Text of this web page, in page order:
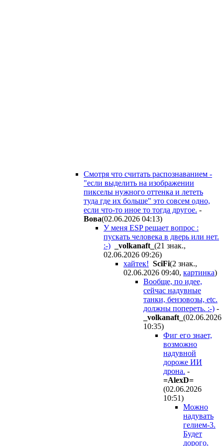
Смотря что считать распознаванием -
"если выделить на изображении
пикселы нужного оттенка и лететь
туда где их больше" это совсем одно,
если что-то иное то тогда другое. -
Boвa(02.06.2026 04:13)
У меня ESP решает вопрос :
пускать человека в дверь или нет.
:-)
_volkanaft_ (21 знак.,
02.06.2026 09:26)
хайтек! SciFi(2 знак.,
02.06.2026 09:40, картинка)
Вообще, по идее,
сейчас надувные
танки, бензовозы, etc.
должны попереть. :-) -
_volkanaft_ (02.06.2026
10:35)
Фиг его знает,
возможно
надувной
дороже ИИ
дрона. -
=AlexD=
(02.06.2026
10:51)
Можно
надувать
гелием-3.
Будет
дорого.